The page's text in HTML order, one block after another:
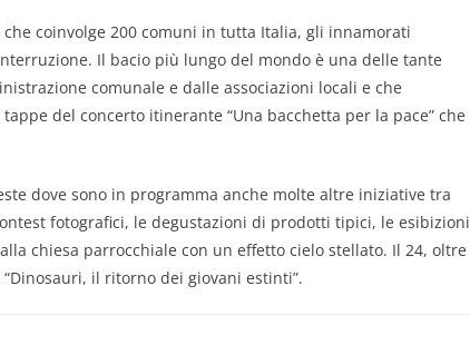
coinvolge 200 comuni in tutta Italia, gli innamorati
Il bacio più lungo del mondo è una delle tante
comunale e dalle associazioni locali e che
del concerto itinerante “Una bacchetta per la pace” che
dove sono in programma anche molte altre iniziative tra
fotografici, le degustazioni di prodotti tipici, le esibizioni
chiesa parrocchiale con un effetto cielo stellato. Il 24, oltre
il ritorno dei giovani estinti”.